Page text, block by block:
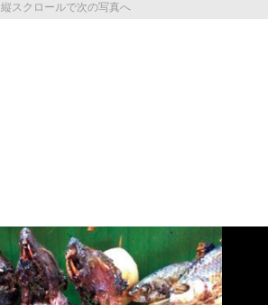
縦スクロールで次の写真へ